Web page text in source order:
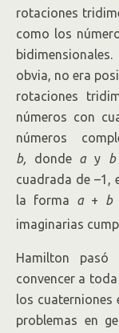
rotaciones
como los
obvia, no era
rotaciones
números con
números
b, donde ay b
cuadrada de –1,
la forma a+ b
imaginarias
Hamilton
convencer a
los cuaterniones
problemas en